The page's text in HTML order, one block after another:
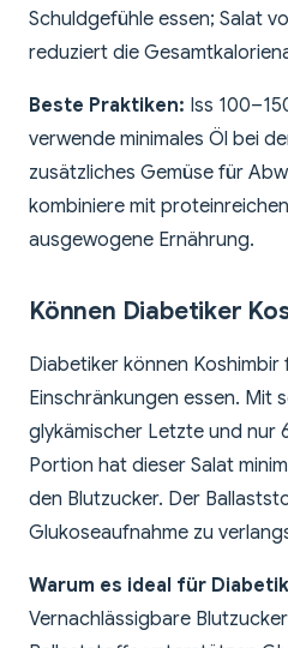
Schuldgefühle essen; Salat
reduziert die
Beste Praktiken: Iss
verwende minimales Öl bei
zusätzliches Gemüse für
kombiniere mit
ausgewogene Ernährung.
Können Diabetiker
Diabetiker können Koshimbir
Einschränkungen essen. Mit
glykämischer Letzte und nur
Portion hat dieser Salat
den Blutzucker. Der
Glukoseaufnahme zu
Warum es ideal für
Vernachlässigbare